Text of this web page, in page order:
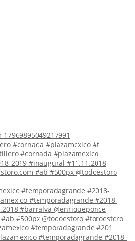
#cornada #plazamexico #t
#temporadagrande #2018-
#temporadagrande #201